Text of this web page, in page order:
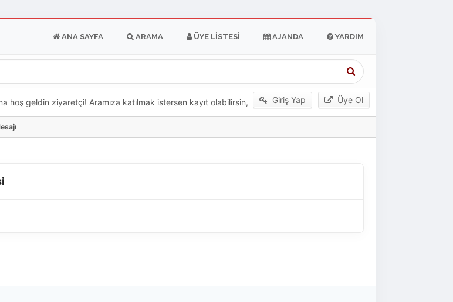
ANA SAYFA ARAMA ÜYE LISTESI AJANDA YARDIM
Giriş Yap Üye Ol
hoş geldin ziyaretçi! Aramıza katılmak istersen kayıt olabilirsin,